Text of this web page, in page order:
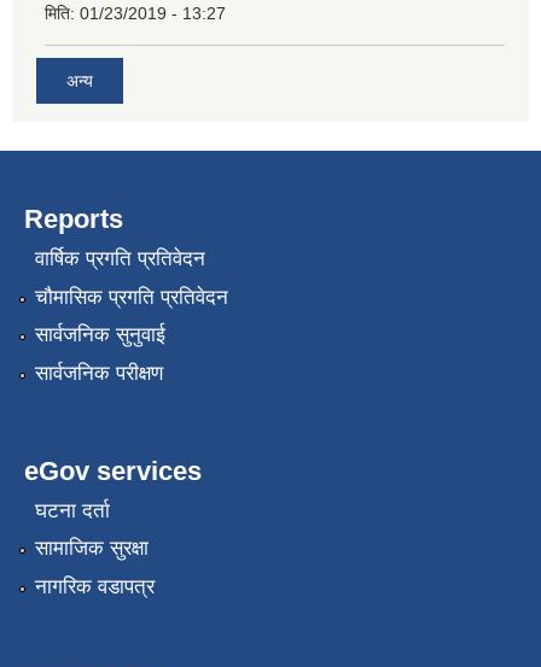
मिति: 01/23/2019 - 13:27
अन्य
Reports
वार्षिक प्रगति प्रतिवेदन
चौमासिक प्रगति प्रतिवेदन
सार्वजनिक सुनुवाई
सार्वजनिक परीक्षण
eGov services
घटना दर्ता
सामाजिक सुरक्षा
नागरिक वडापत्र